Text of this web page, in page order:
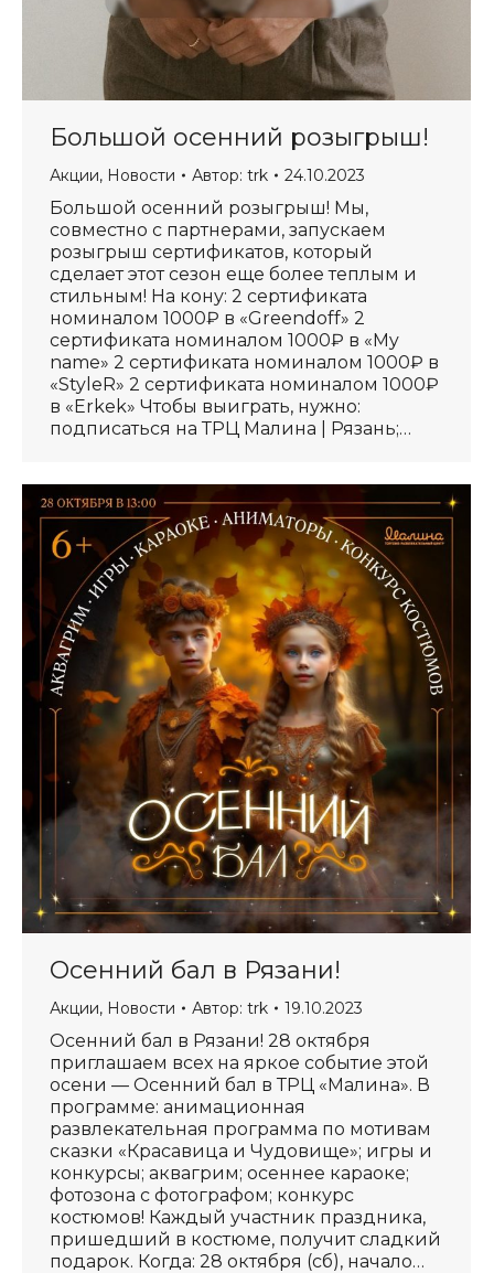
Большой осенний розыгрыш!
Акции, Новости Автор: trk 24.10.2023
Большой осенний розыгрыш! Мы,
совместно с партнерами, запускаем
розыгрыш сертификатов, который
сделает этот сезон еще более теплым и
стильным! На кону: 2 сертификата
номиналом 1000₽ в «Greendoff» 2
сертификата номиналом 1000₽ в «My
name» 2 сертификата номиналом 1000₽ в
«StyleR» 2 сертификата номиналом 1000₽
в «Erkek» Чтобы выиграть, нужно:
подписаться на ТРЦ Малина | Рязань;…
Осенний бал в Рязани!
Акции, Новости Автор: trk 19.10.2023
Осенний бал в Рязани! 28 октября
приглашаем всех на яркое событие этой
осени — Осенний бал в ТРЦ «Малина». В
программе: анимационная
развлекательная программа по мотивам
сказки «Красавица и Чудовище»; игры и
конкурсы; аквагрим; осеннее караоке;
фотозона с фотографом; конкурс
костюмов! Каждый участник праздника,
пришедший в костюме, получит сладкий
подарок. Когда: 28 октября (сб), начало…